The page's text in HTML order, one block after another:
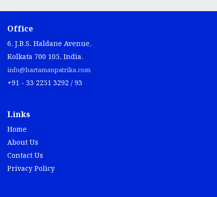
Office
6, J.B.S. Haldane Avenue,
Kolkata 700 105, India.
info@bartamanpatrika.com
+91 - 33 2251 3292 / 93
Links
Home
About Us
Contact Us
Privacy Policy